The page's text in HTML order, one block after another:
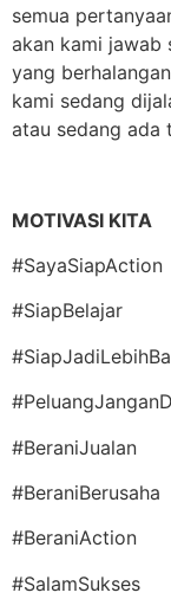
semua
akan kami jawab
yang
kami sedang
atau sedang ada
MOTIVASI KITA
#SayaSiapAction
#SiapBelajar
#BeraniJualan
#BeraniBerusaha
#BeraniAction
#SalamSukses